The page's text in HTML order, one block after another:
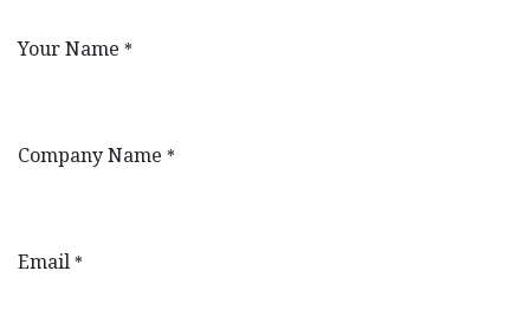
Your Name *
Company Name *
Email *